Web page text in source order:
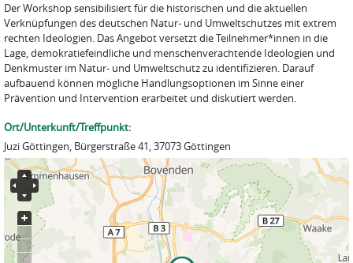
Der Workshop sensibilisiert für die historischen und die aktuellen
Verknüpfungen des deutschen Natur- und Umweltschutzes mit extrem
rechten Ideologien. Das Angebot versetzt die Teilnehmer*innen in die
Lage, demokratiefeindliche und menschenverachtende Ideologien und
Denkmuster im Natur- und Umweltschutz zu identifizieren. Darauf
aufbauend können mögliche Handlungsoptionen im Sinne einer
Prävention und Intervention erarbeitet und diskutiert werden.
Ort/Unterkunft/Treffpunkt:
Juzi Göttingen, Bürgerstraße 41, 37073 Göttingen